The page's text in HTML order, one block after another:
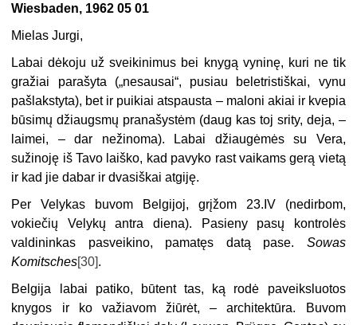
Wiesbaden, 1962 05 01
Mielas Jurgi,
Labai dėkoju už sveikinimus bei knygą vyninę, kuri ne tik
gražiai parašyta („nesausai“, pusiau beletristiškai, vynu
pašlakstyta), bet ir puikiai atspausta – maloni akiai ir kvepia
būsimų džiaugsmų pranašystėm (daug kas toj srity, deja, –
laimei, – dar nežinoma). Labai džiaugėmės su Vera,
sužinoję iš Tavo laiško, kad pavyko rast vaikams gerą vietą
ir kad jie dabar ir dvasiškai atgiję.
Per Velykas buvom Belgijoj, grįžom 23.IV (nedirbom,
vokiečių Velykų antra diena). Pasieny pasų kontrolės
valdininkas pasveikino, pamatęs datą pase. Sowas
Komitsches[30].
Belgija labai patiko, būtent tas, ką rodė paveiksluotos
knygos ir ko važiavom žiūrėt, – architektūra. Buvom